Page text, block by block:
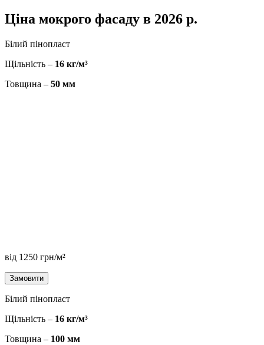
Ціна мокрого фасаду в 2026 р.
Білий пінопласт
Щільність – 16 кг/м³
Товщина – 50 мм
від 1250 грн/м²
Замовити
Білий пінопласт
Щільність – 16 кг/м³
Товщина – 100 мм